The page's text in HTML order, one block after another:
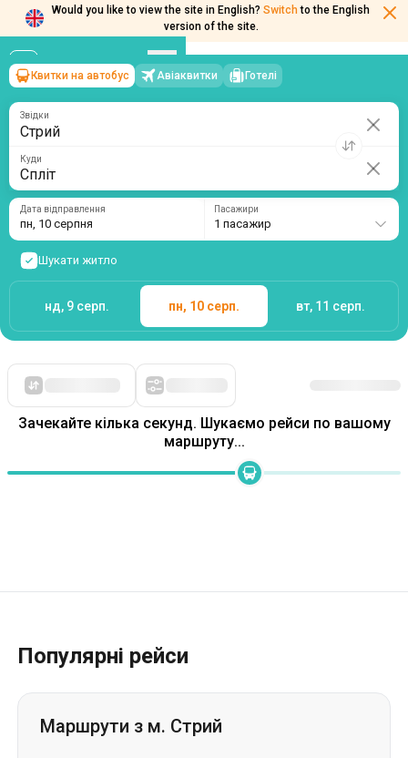
Would you like to view the site in English? Switch to the English
version of the site.
Стрий
Квитки на автобус Авіаквитки Готелі
Куди
Дата відправлення
пн, 10 серпня
Шукати житло
Зачекайте кілька секунд. Шукаємо рейси по вашому
маршруту...
Популярні рейси
Маршрути з м. Стрий